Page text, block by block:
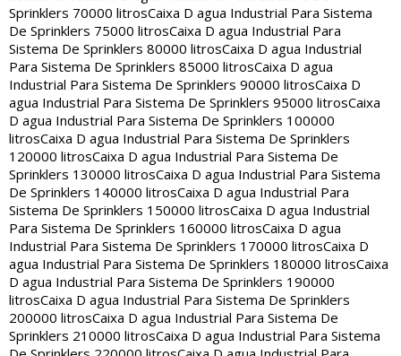
Sprinklers 70000 litrosCaixa D agua Industrial Para Sistema
De Sprinklers 75000 litrosCaixa D agua Industrial Para
Sistema De Sprinklers 80000 litrosCaixa D agua Industrial
Para Sistema De Sprinklers 85000 litrosCaixa D agua
Industrial Para Sistema De Sprinklers 90000 litrosCaixa D
agua Industrial Para Sistema De Sprinklers 95000 litrosCaixa
D agua Industrial Para Sistema De Sprinklers 100000
litrosCaixa D agua Industrial Para Sistema De Sprinklers
120000 litrosCaixa D agua Industrial Para Sistema De
Sprinklers 130000 litrosCaixa D agua Industrial Para Sistema
De Sprinklers 140000 litrosCaixa D agua Industrial Para
Sistema De Sprinklers 150000 litrosCaixa D agua Industrial
Para Sistema De Sprinklers 160000 litrosCaixa D agua
Industrial Para Sistema De Sprinklers 170000 litrosCaixa D
agua Industrial Para Sistema De Sprinklers 180000 litrosCaixa
D agua Industrial Para Sistema De Sprinklers 190000
litrosCaixa D agua Industrial Para Sistema De Sprinklers
200000 litrosCaixa D agua Industrial Para Sistema De
Sprinklers 210000 litrosCaixa D agua Industrial Para Sistema